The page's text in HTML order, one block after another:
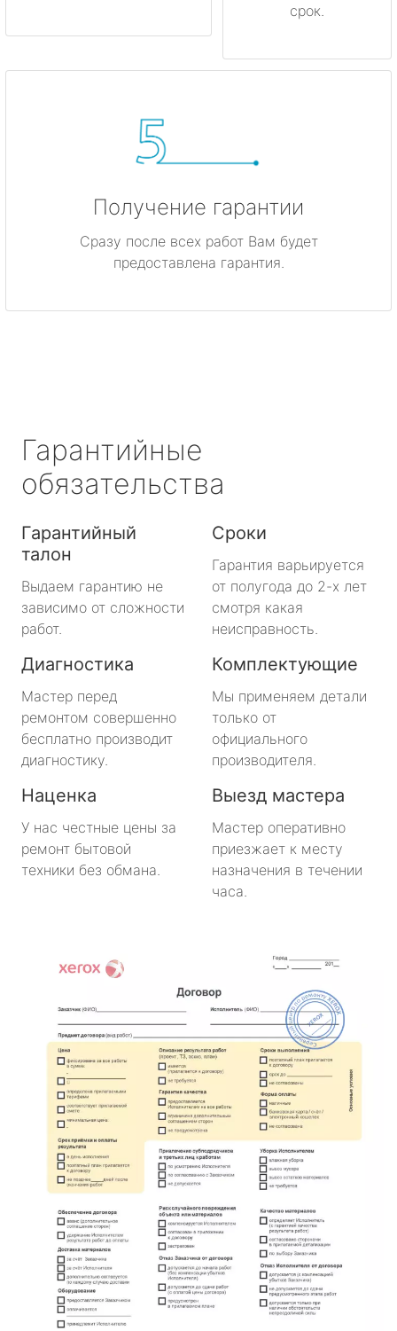
срок.
Получение гарантии
Сразу после всех работ Вам будет
предоставлена гарантия.
Гарантийные
обязательства
Гарантийный
талон
Выдаем гарантию не
зависимо от сложности
работ.
Сроки
Гарантия варьируется
от полугода до 2-х лет
смотря какая
неисправность.
Диагностика
Мастер перед
ремонтом совершенно
бесплатно производит
диагностику.
Комплектующие
Мы применяем детали
только от
официального
производителя.
Наценка
У нас честные цены за
ремонт бытовой
техники без обмана.
Выезд мастера
Мастер оперативно
приезжает к месту
назначения в течении
часа.